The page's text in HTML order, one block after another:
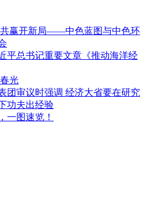
赢开新局——中色蓝图与中色环
平总书记重要文章《推动海洋经
光
团审议时强调 经济大省要在研究
功夫出经验
一图速览！